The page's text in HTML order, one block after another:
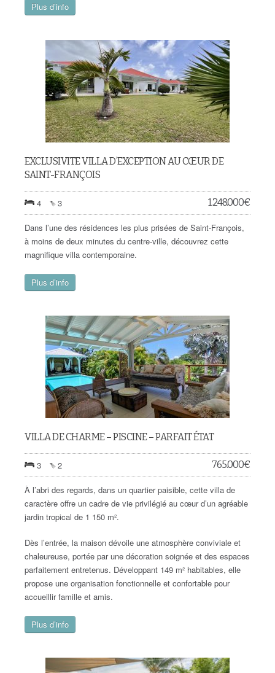
Plus d’info
EXCLUSIVITE VILLA D’EXCEPTION AU CŒUR DE
SAINT-FRANÇOIS
4 3 1.248.000€
Dans l’une des résidences les plus prisées de Saint-François,
à moins de deux minutes du centre-ville, découvrez cette
magnifique villa contemporaine.
Plus d’info
VILLA DE CHARME – PISCINE – PARFAIT ÉTAT
3 2 765.000€
À l’abri des regards, dans un quartier paisible, cette villa de
caractère offre un cadre de vie privilégié au cœur d’un agréable
jardin tropical de 1 150 m².
Dès l’entrée, la maison dévoile une atmosphère conviviale et
chaleureuse, portée par une décoration soignée et des espaces
parfaitement entretenus. Développant 149 m² habitables, elle
propose une organisation fonctionnelle et confortable pour
accueillir famille et amis.
Plus d’info